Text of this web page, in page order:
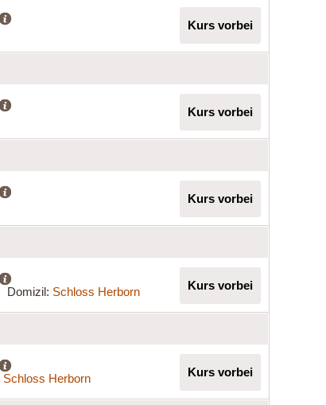
Kurs vorbei
Kurs vorbei
Kurs vorbei
Domizil: Schloss Herborn Kurs vorbei
Schloss Herborn Kurs vorbei